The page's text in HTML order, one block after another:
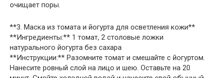
очищает поры.
**3. Маска из томата и йогурта для осветления кожи**
**Ингредиенты:** 1 томат, 2 столовые ложки
натурального йогурта без сахара
**Инструкции:** Разомните томат и смешайте с йогуртом.
Нанесите ровный слой на лицо и шею. Оставьте на 20